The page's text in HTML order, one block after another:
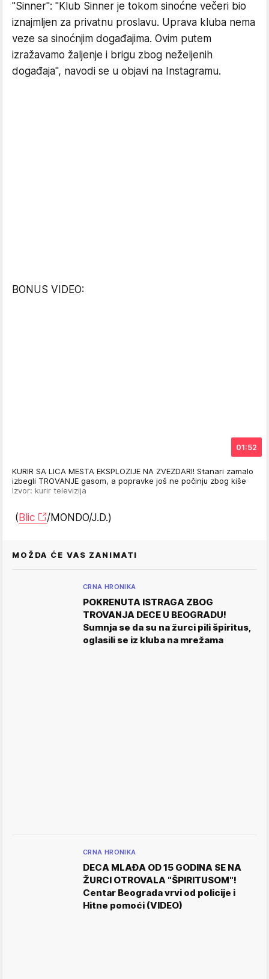
"Sinner": "Klub Sinner je tokom sinoćne večeri bio
iznajmljen za privatnu proslavu. Uprava kluba nema
veze sa sinoćnjim događajima. Ovim putem
izražavamo žaljenje i brigu zbog neželjenih
događaja", navodi se u objavi na Instagramu.
BONUS VIDEO:
01:52
KURIR SA LICA MESTA EKSPLOZIJE NA ZVEZDARI! Stanari zamalo
izbegli TROVANJE gasom, a popravke još ne počinju zbog kiše
Izvor: kurir televizija
(Blic /MONDO/J.D.)
MOŽDA ĆE VAS ZANIMATI
CRNA HRONIKA
POKRENUTA ISTRAGA ZBOG
TROVANJA DECE U BEOGRADU!
Sumnja se da su na žurci pili špiritus,
oglasili se iz kluba na mrežama
CRNA HRONIKA
DECA MLAĐA OD 15 GODINA SE NA
ŽURCI OTROVALA "ŠPIRITUSOM"!
Centar Beograda vrvi od policije i
Hitne pomoći (VIDEO)